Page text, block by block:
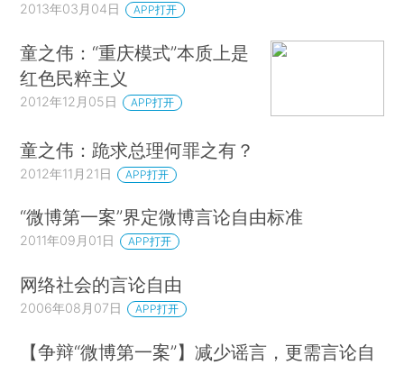
2013年03月04日 APP打开
童之伟：“重庆模式”本质上是
红色民粹主义
2012年12月05日 APP打开
童之伟：跪求总理何罪之有？
2012年11月21日 APP打开
“微博第一案”界定微博言论自由标准
2011年09月01日 APP打开
网络社会的言论自由
2006年08月07日 APP打开
【争辩“微博第一案”】减少谣言，更需言论自